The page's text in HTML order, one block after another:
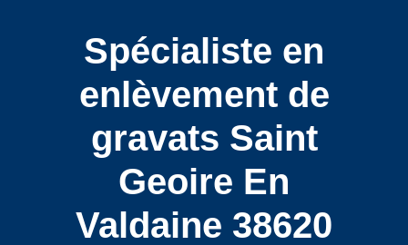
Spécialiste en
enlèvement de
gravats Saint
Geoire En
Valdaine 38620